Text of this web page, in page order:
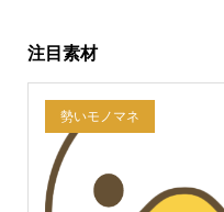
注目素材
勢いモノマネ